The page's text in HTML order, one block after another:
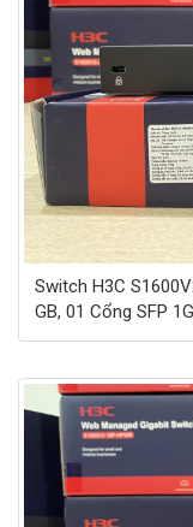
Switch H3C
GB, 01 Cổng SFP